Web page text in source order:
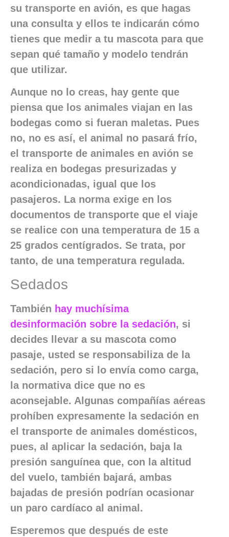
su transporte en avión, es que hagas
una consulta y ellos te indicarán cómo
tienes que medir a tu mascota para que
sepan qué tamaño y modelo tendrán
que utilizar.
Aunque no lo creas, hay gente que
piensa que los animales viajan en las
bodegas como si fueran maletas. Pues
no, no es así, el animal no pasará frío,
el transporte de animales en avión se
realiza en bodegas presurizadas y
acondicionadas, igual que los
pasajeros. La norma exige en los
documentos de transporte que el viaje
se realice con una temperatura de 15 a
25 grados centígrados. Se trata, por
tanto, de una temperatura regulada.
Sedados
También hay muchísima
desinformación sobre la sedación, si
decides llevar a su mascota como
pasaje, usted se responsabiliza de la
sedación, pero si lo envía como carga,
la normativa dice que no es
aconsejable. Algunas compañías aéreas
prohíben expresamente la sedación en
el transporte de animales domésticos,
pues, al aplicar la sedación, baja la
presión sanguínea que, con la altitud
del vuelo, también bajará, ambas
bajadas de presión podrían ocasionar
un paro cardíaco al animal.
Esperemos que después de este